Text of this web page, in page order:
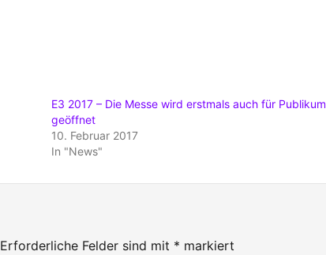
E3 2017 – Die Messe wird erstmals auch für Publikum
geöffnet
10. Februar 2017
In "News"
Erforderliche Felder sind mit * markiert